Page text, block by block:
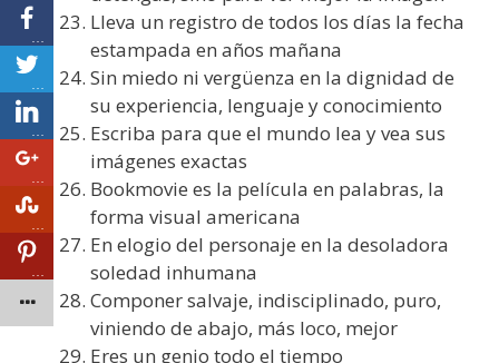
Lleva un registro de todos los días la fecha
estampada en años mañana
Sin miedo ni vergüenza en la dignidad de
su experiencia, lenguaje y conocimiento
Escriba para que el mundo lea y vea sus
imágenes exactas
Bookmovie es la película en palabras, la
forma visual americana
En elogio del personaje en la desoladora
soledad inhumana
Componer salvaje, indisciplinado, puro,
viniendo de abajo, más loco, mejor
Eres un genio todo el tiempo